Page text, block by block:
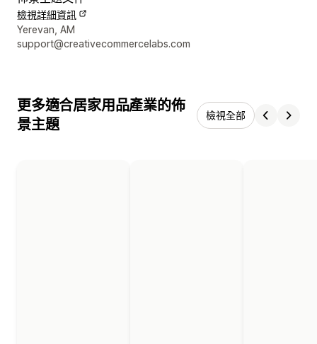
檢視詳細資訊
設計者聯絡詳細資訊
Yerevan, AM
support@creativecommercelabs.com
更多適合居家用品產業的佈
景主題
檢視全部